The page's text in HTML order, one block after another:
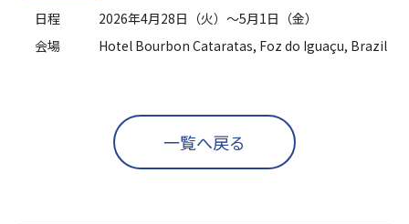
日程
2026年4月28日（火）～5月1日（金）
会場
Hotel Bourbon Cataratas, Foz do Iguaçu, Brazil
一覧へ戻る